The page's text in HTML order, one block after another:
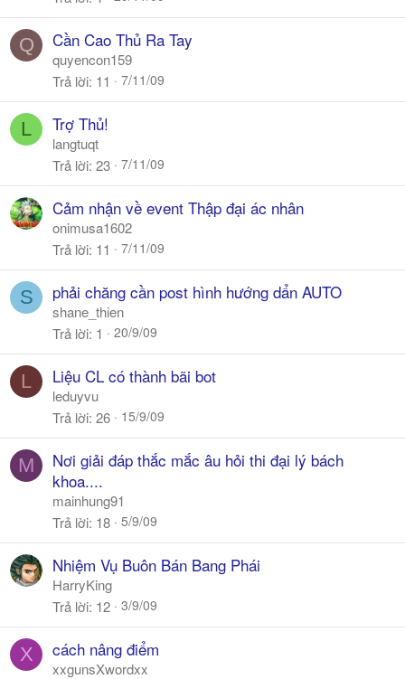
Q Cần Cao Thủ Ra Tay
quyencon159
Trả lời 11 7/11/09
L Trợ Thủ!
langtuqt
Trả lời 23 7/11/09
Cảm nhận về event Thập đại ác nhân
onimusa1602
Trả lời 11 7/11/09
S phải chăng cần post hình hướng dẩn AUTO
shane_thien
Trả lời 1 20/9/09
L Liệu CL có thành bãi bot
leduyvu
Trả lời 26 15/9/09
M
Nơi giải đáp thắc mắc âu hỏi thi đại lý bách
khoa....
mainhung91
Trả lời 18 5/9/09
Nhiệm Vụ Buôn Bán Bang Phái
HarryKing
Trả lời 12 3/9/09
X cách nâng điểm
xxgunsXwordxx